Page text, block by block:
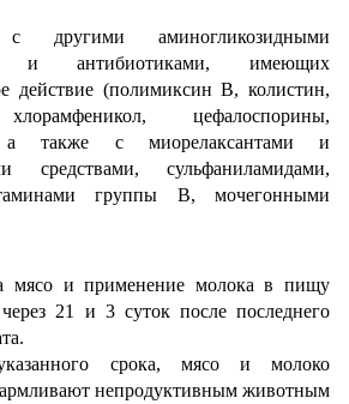
с другими аминогликозидными
и антибиотиками, имеющих
действие (полимиксин В, колистин,
цефалоспорины,
а также с миорелаксантами и
средствами, сульфаниламидами,
группы В, мочегонными
мясо и применение молока в пищу
21 и 3 суток после последнего
срока, мясо и молоко
непродуктивным животным